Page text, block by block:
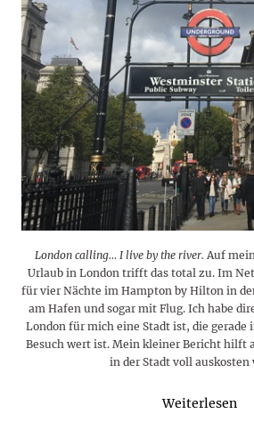
London calling… I live by the river. Auf
Urlaub in London trifft das total zu. Im
für vier Nächte im Hampton by Hilton in
am Hafen und sogar mit Flug. Ich habe
London für mich eine Stadt ist, die gerade
Besuch wert ist. Mein kleiner Bericht hilft
in der Stadt voll auskosten
Weiterlesen